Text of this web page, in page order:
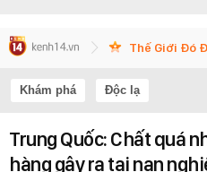
Thế Giới Đó
Khám phá Độc lạ
Trung Quốc: Chất quá
hàng gây ra tai nạn